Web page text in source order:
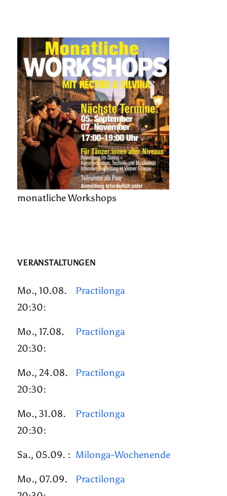
monatliche Workshops
VERANSTALTUNGEN
Mo., 10.08.
20:30:
Practilonga
Mo., 17.08.
20:30:
Practilonga
Mo., 24.08.
20:30:
Practilonga
Mo., 31.08.
20:30:
Practilonga
Sa., 05.09. : Milonga-Wochenende
Mo., 07.09.
Practilonga